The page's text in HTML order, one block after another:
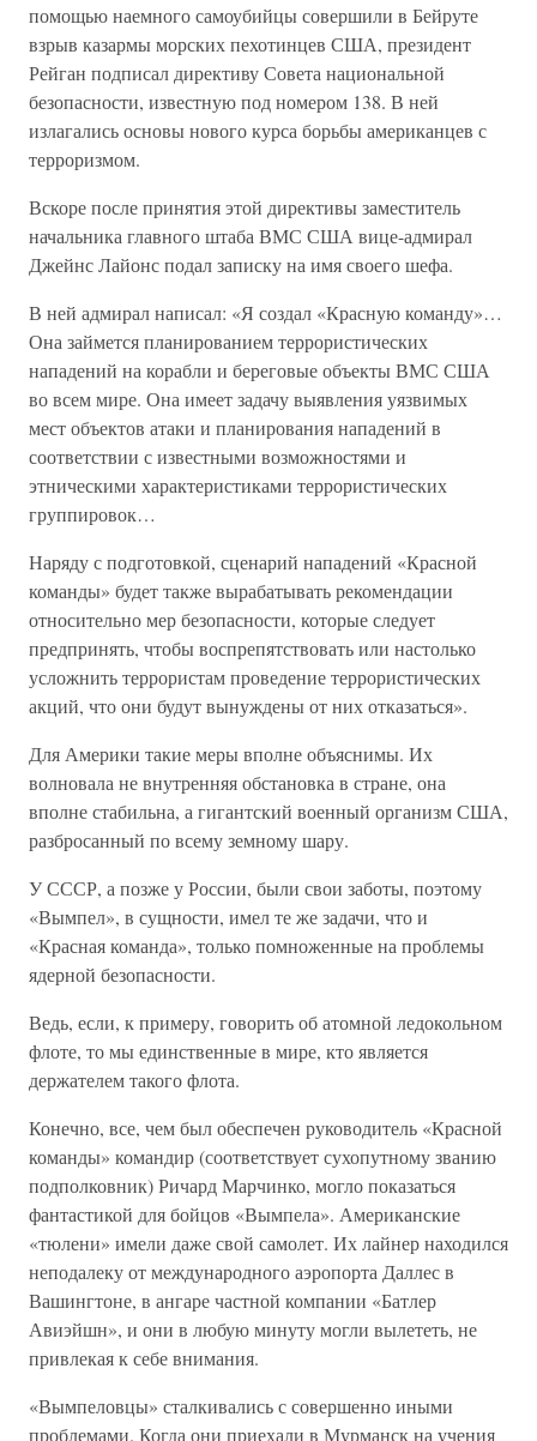
помощью наемного самоубийцы совершили в Бейруте
взрыв казармы морских пехотинцев США, президент
Рейган подписал директиву Совета национальной
безопасности, известную под номером 138. В ней
излагались основы нового курса борьбы американцев с
терроризмом.
Вскоре после принятия этой директивы заместитель
начальника главного штаба ВМС США вице-адмирал
Джейнс Лайонс подал записку на имя своего шефа.
В ней адмирал написал: «Я создал «Красную команду»…
Она займется планированием террористических
нападений на корабли и береговые объекты ВМС США
во всем мире. Она имеет задачу выявления уязвимых
мест объектов атаки и планирования нападений в
соответствии с известными возможностями и
этническими характеристиками террористических
группировок…
Наряду с подготовкой, сценарий нападений «Красной
команды» будет также вырабатывать рекомендации
относительно мер безопасности, которые следует
предпринять, чтобы воспрепятствовать или настолько
усложнить террористам проведение террористических
акций, что они будут вынуждены от них отказаться».
Для Америки такие меры вполне объяснимы. Их
волновала не внутренняя обстановка в стране, она
вполне стабильна, а гигантский военный организм США,
разбросанный по всему земному шару.
У СССР, а позже у России, были свои заботы, поэтому
«Вымпел», в сущности, имел те же задачи, что и
«Красная команда», только помноженные на проблемы
ядерной безопасности.
Ведь, если, к примеру, говорить об атомной ледокольном
флоте, то мы единственные в мире, кто является
держателем такого флота.
Конечно, все, чем был обеспечен руководитель «Красной
команды» командир (соответствует сухопутному званию
подполковник) Ричард Марчинко, могло показаться
фантастикой для бойцов «Вымпела». Американские
«тюлени» имели даже свой самолет. Их лайнер находился
неподалеку от международного аэропорта Даллес в
Вашингтоне, в ангаре частной компании «Батлер
Авиэйшн», и они в любую минуту могли вылететь, не
привлекая к себе внимания.
«Вымпеловцы» сталкивались с совершенно иными
проблемами. Когда они приехали в Мурманск на учения